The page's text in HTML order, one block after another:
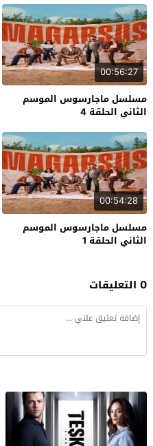
00:56:27
مسلسل ماجارسوس الموسم
الثاني الحلقة 4
00:54:28
مسلسل ماجارسوس الموسم
الثاني الحلقة 1
0 التعليقات